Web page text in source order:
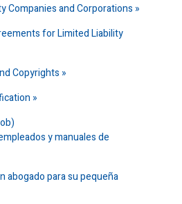
Companies and Corporations
for Limited Liability
Copyrights
y manuales de
abogado para su pequeña